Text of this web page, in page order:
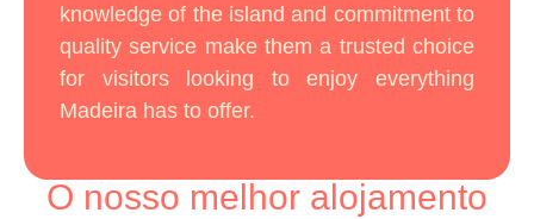
knowledge of the island and commitment to
quality service make them a trusted choice
for visitors looking to enjoy everything
Madeira has to offer.
O nosso melhor alojamento